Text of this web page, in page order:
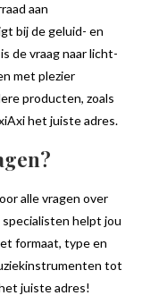
aan
bij de geluid- en
de vraag naar licht-
met plezier
producten, zoals
het juiste adres.
alle vragen over
helpt jou
formaat, type en
tot
juiste adres!